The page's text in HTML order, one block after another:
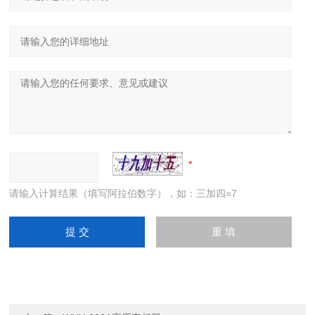
请输入计算结果（填写阿拉伯数字），如：三加四=7